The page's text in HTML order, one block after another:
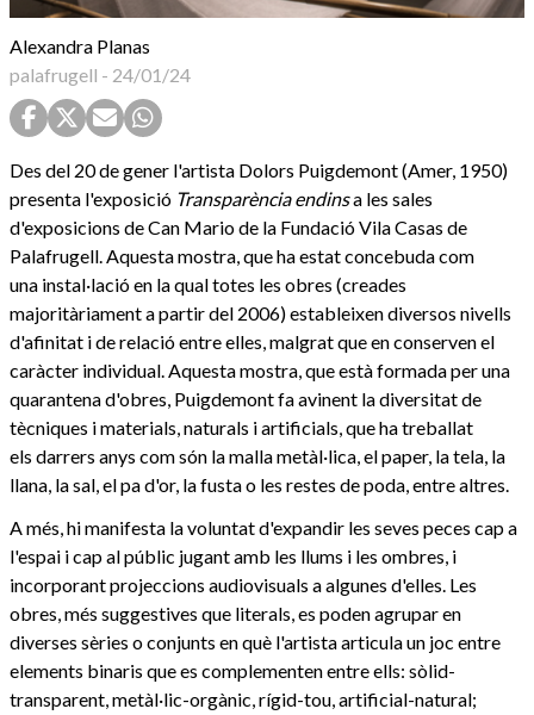
Alexandra Planas
palafrugell - 24/01/24
Des del 20 de gener l'artista Dolors Puigdemont (Amer, 1950)
presenta l'exposició Transparència endinsa les sales
d'exposicions de Can Mario de la Fundació Vila Casas de
Palafrugell. Aquesta mostra, que ha estat concebuda com
una instal·lació en la qual totes les obres (creades
majoritàriament a partir del 2006) estableixen diversos nivells
d'afinitat i de relació entre elles, malgrat que en conserven el
caràcter individual. Aquesta mostra, que està formada per una
quarantena d'obres, Puigdemont fa avinent la diversitat de
tècniques i materials, naturals i artificials, que ha treballat
els darrers anys com són la malla metàl·lica, el paper, la tela, la
llana, la sal, el pa d'or, la fusta o les restes de poda, entre altres.
A més, hi manifesta la voluntat d'expandir les seves peces cap a
l'espai i cap al públic jugant amb les llums i les ombres, i
incorporant projeccions audiovisuals a algunes d'elles. Les
obres, més suggestives que literals, es poden agrupar en
diverses sèries o conjunts en què l'artista articula un joc entre
elements binaris que es complementen entre ells: sòlid-
transparent, metàl·lic-orgànic, rígid-tou, artificial-natural;